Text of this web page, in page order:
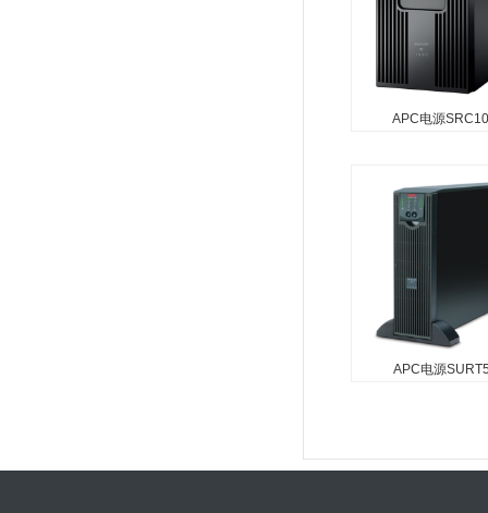
APC电源
APC ；Smart-UPS
Line,800 Watts /
APC电源
Line,3500 Watts /